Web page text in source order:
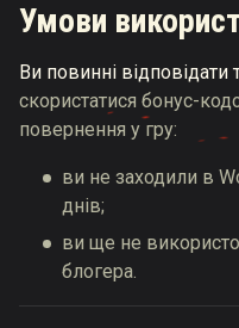
Умови
Ви повинні відповідати
скористатися бонус-
повернення у гру:
ви не заходили в
днів;
ви ще не
блогера.